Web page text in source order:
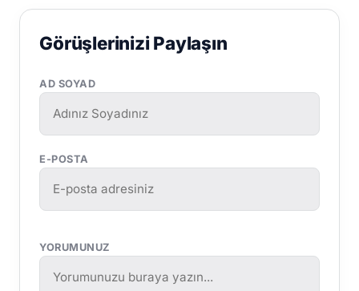
Görüşlerinizi Paylaşın
AD SOYAD
E-POSTA
YORUMUNUZ